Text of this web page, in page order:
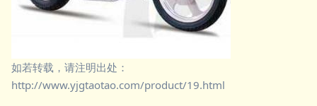
如若转载，请注明出处：
http://www.yjgtaotao.com/product/19.html